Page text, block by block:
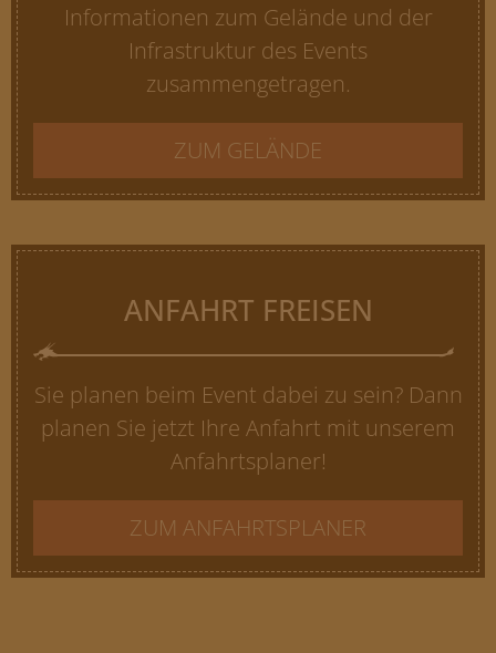
Informationen zum Gelände und der
Infrastruktur des Events
zusammengetragen.
ZUM GELÄNDE
ANFAHRT FREISEN
Sie planen beim Event dabei zu sein? Dann
planen Sie jetzt Ihre Anfahrt mit unserem
Anfahrtsplaner!
ZUM ANFAHRTSPLANER